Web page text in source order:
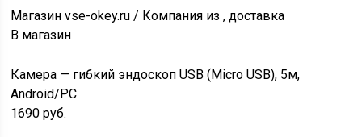
Магазин vse-okey.ru / Компания из , доставка
В магазин
Камера — гибкий эндоскоп USB (Micro USB), 5м,
Android/PC
1690руб.